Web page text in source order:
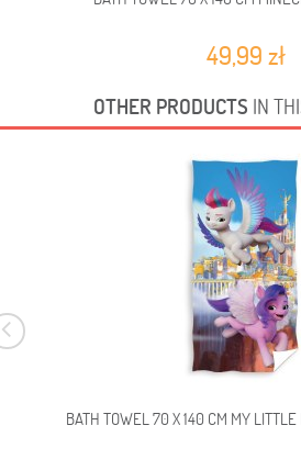
49,99 zł
OTHER PRODUCTS IN
BATH TOWEL 70 X 140 CM MY